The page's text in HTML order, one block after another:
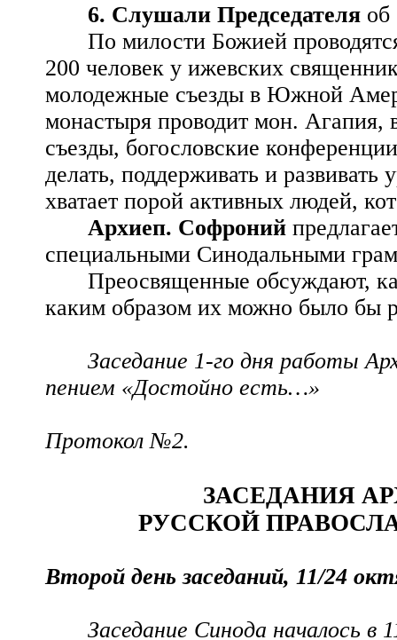
6. Слушали Председателя об
По милости Божией
200 человек у ижевских
молодежные съезды в Южной
монастыря проводит мон. Агапия,
съезды, богословские
делать, поддерживать и
хватает порой активных людей,
Архиеп. Софроний
специальными Синодальными
Преосвященные обсуждают,
каким образом их можно было бы
Заседание 1-го дня работы
пением «Достойно есть…»
Протокол №2.
ЗАСЕДАНИЯ
РУССКОЙ
Второй день заседаний, 11/24
Заседание Синода началось